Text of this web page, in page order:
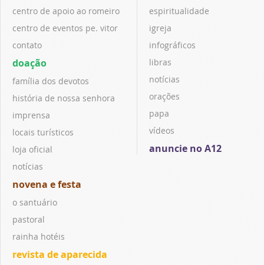
centro de apoio ao romeiro
centro de eventos pe. vitor
contato
doação
família dos devotos
história de nossa senhora
imprensa
locais turísticos
loja oficial
notícias
novena e festa
o santuário
pastoral
rainha hotéis
revista de aparecida
espiritualidade
igreja
infográficos
libras
notícias
orações
papa
vídeos
anuncie no A12